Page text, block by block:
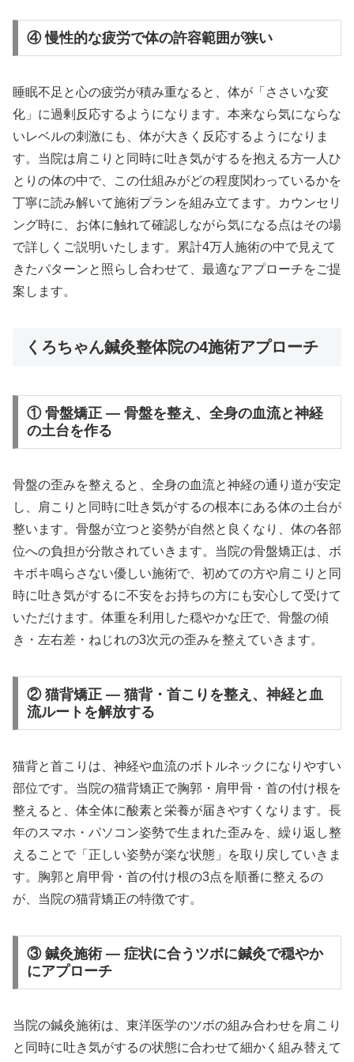
④ 慢性的な疲労で体の許容範囲が狭い
睡眠不足と心の疲労が積み重なると、体が「ささいな変
化」に過剰反応するようになります。本来なら気にならな
いレベルの刺激にも、体が大きく反応するようになりま
す。当院は肩こりと同時に吐き気がするを抱える方一人ひ
とりの体の中で、この仕組みがどの程度関わっているかを
丁寧に読み解いて施術プランを組み立てます。カウンセリ
ング時に、お体に触れて確認しながら気になる点はその場
で詳しくご説明いたします。累計4万人施術の中で見えて
きたパターンと照らし合わせて、最適なアプローチをご提
案します。
くろちゃん鍼灸整体院の4施術アプローチ
① 骨盤矯正 — 骨盤を整え、全身の血流と神経
の土台を作る
骨盤の歪みを整えると、全身の血流と神経の通り道が安定
し、肩こりと同時に吐き気がするの根本にある体の土台が
整います。骨盤が立つと姿勢が自然と良くなり、体の各部
位への負担が分散されていきます。当院の骨盤矯正は、ボ
キボキ鳴らさない優しい施術で、初めての方や肩こりと同
時に吐き気がするに不安をお持ちの方にも安心して受けて
いただけます。体重を利用した穏やかな圧で、骨盤の傾
き・左右差・ねじれの3次元の歪みを整えていきます。
② 猫背矯正 — 猫背・首こりを整え、神経と血
流ルートを解放する
猫背と首こりは、神経や血流のボトルネックになりやすい
部位です。当院の猫背矯正で胸郭・肩甲骨・首の付け根を
整えると、体全体に酸素と栄養が届きやすくなります。長
年のスマホ・パソコン姿勢で生まれた歪みを、繰り返し整
えることで「正しい姿勢が楽な状態」を取り戻していきま
す。胸郭と肩甲骨・首の付け根の3点を順番に整えるの
が、当院の猫背矯正の特徴です。
③ 鍼灸施術 — 症状に合うツボに鍼灸で穏やか
にアプローチ
当院の鍼灸施術は、東洋医学のツボの組み合わせを肩こり
と同時に吐き気がするの状態に合わせて細かく組み替えて